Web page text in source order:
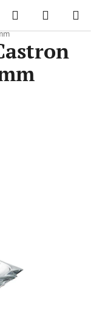
Căutare
DE
Produse de Crăciun
/